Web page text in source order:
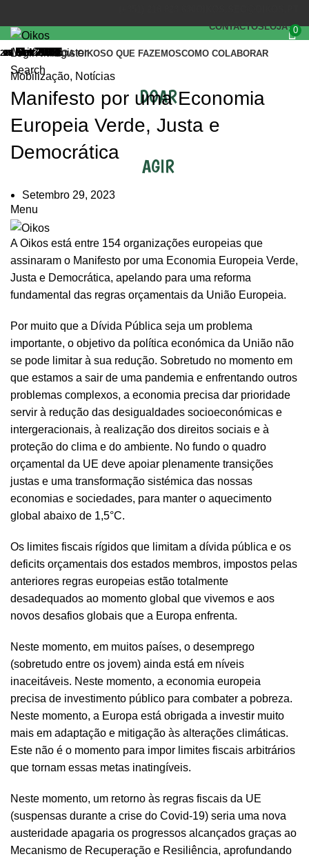
CONTACTOSLOJA 0
Login / Register
Search
INÍCIOA OIKOSO QUE FAZEMOSCOMO COLABORAR
DOAR
AGIR
Menu
Mobilização, Notícias
Manifesto por uma Economia
Europeia Verde, Justa e
Democrática
Setembro 29, 2023
23Mai 2022
A Oikos está entre 154 organizações europeias que
assinaram o Manifesto por uma Economia Europeia Verde,
Justa e Democrática, apelando para uma reforma
fundamental das regras orçamentais da União Europeia.
Por muito que a Dívida Pública seja um problema
importante, o objetivo da política económica da União não
se pode limitar à sua redução. Sobretudo no momento em
que estamos a sair de uma pandemia e enfrentando outros
problemas complexos, a economia precisa dar prioridade
servir à redução das desigualdades socioeconómicas e
intergeracionais, à realização dos direitos sociais e à
proteção do clima e do ambiente. No fundo o quadro
orçamental da UE deve apoiar plenamente transições
justas e uma transformação sistémica das nossas
economias e sociedades, para manter o aquecimento
global abaixo de 1,5°C.
Os limites fiscais rígidos que limitam a dívida pública e os
deficits orçamentais dos estados membros, impostos pelas
anteriores regras europeias estão totalmente
desadequados ao momento global que vivemos e aos
novos desafios globais que a Europa enfrenta.
Neste momento, em muitos países, o desemprego
(sobretudo entre os jovem) ainda está em níveis
inaceitáveis. Neste momento, a economia europeia
precisa de investimento público para combater a pobreza.
Neste momento, a Europa está obrigada a investir muito
mais em adaptação e mitigação às alterações climáticas.
Este não é o momento para impor limites fiscais arbitrários
que tornam essas metas inatingíveis.
Neste momento, um retorno às regras fiscais da UE
(suspensas durante a crise do Covid-19) seria uma nova
austeridade apagaria os progressos alcançados graças ao
Mecanismo de Recuperação e Resiliência, aprofundando
17Nov 2022
07Abr 2022
25Mar 2022
07Fev 2022
24Fev 2016
29Dez 2015
03Out 2014
03Set 2014
23Abr 2014
15Jan 2014
25Set 2013
17Set 2013